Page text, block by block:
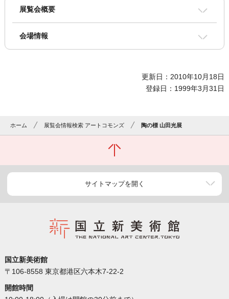
展覧会概要
会場情報
更新日：2010年10月18日
登録日：1999年3月31日
ホーム 展覧会情報検索 アートコモンズ 陶の標 山田光展
サイトマップを開く
国立新美術館
〒106-8558 東京都港区六本木7-22-2
開館時間